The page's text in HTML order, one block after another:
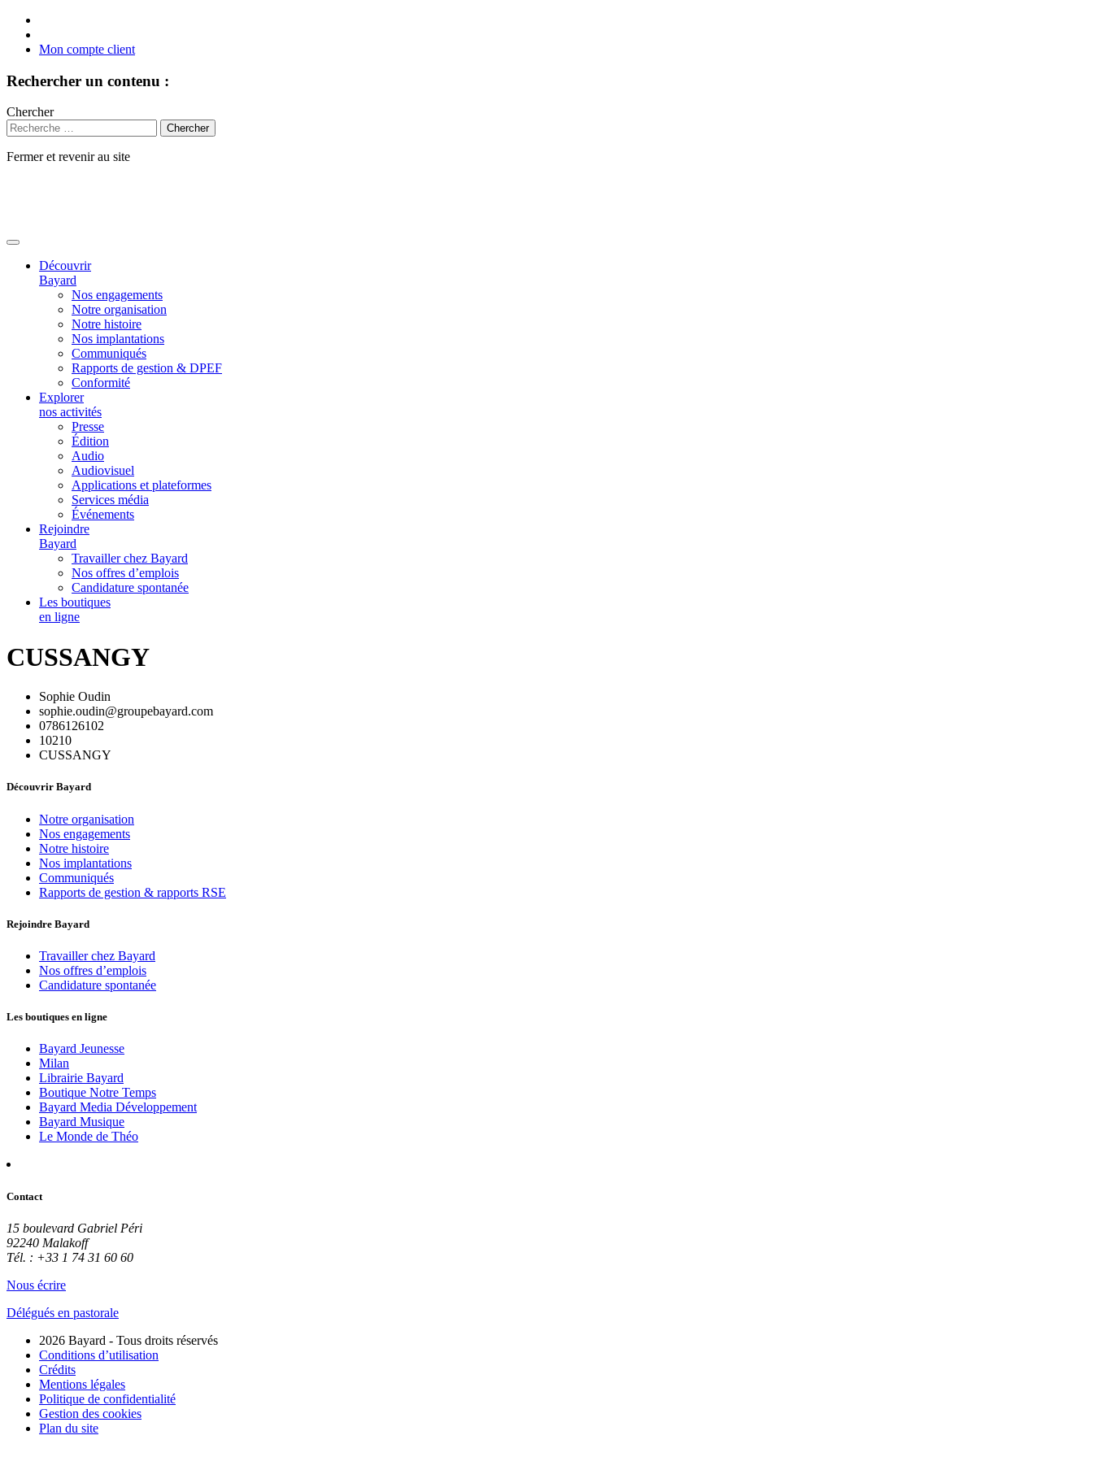
Mon compte client
Rechercher un contenu :
Chercher
Fermer et revenir au site
Découvrir
Bayard
Nos engagements
Notre organisation
Notre histoire
Nos implantations
Communiqués
Rapports de gestion & DPEF
Conformité
Explorer
nos activités
Presse
Édition
Audio
Audiovisuel
Applications et plateformes
Services média
Événements
Rejoindre
Bayard
Travailler chez Bayard
Nos offres d’emplois
Candidature spontanée
Les boutiques
en ligne
CUSSANGY
Sophie Oudin
sophie.oudin@groupebayard.com
0786126102
10210
CUSSANGY
Découvrir Bayard
Notre organisation
Nos engagements
Notre histoire
Nos implantations
Communiqués
Rapports de gestion & rapports RSE
Rejoindre Bayard
Travailler chez Bayard
Nos offres d’emplois
Candidature spontanée
Les boutiques en ligne
Bayard Jeunesse
Milan
Librairie Bayard
Boutique Notre Temps
Bayard Media Développement
Bayard Musique
Le Monde de Théo
Contact
15 boulevard Gabriel Péri
92240 Malakoff
Tél. : +33 1 74 31 60 60
Nous écrire
Délégués en pastorale
2026 Bayard - Tous droits réservés
Conditions d’utilisation
Crédits
Mentions légales
Politique de confidentialité
Gestion des cookies
Plan du site